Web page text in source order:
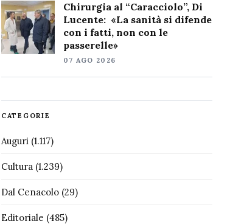
Chirurgia al “Caracciolo”, Di
Lucente: «La sanità si difende
con i fatti, non con le
passerelle»
07 AGO 2026
CATEGORIE
Auguri(1.117)
Cultura(1.239)
Dal Cenacolo(29)
Editoriale (485)